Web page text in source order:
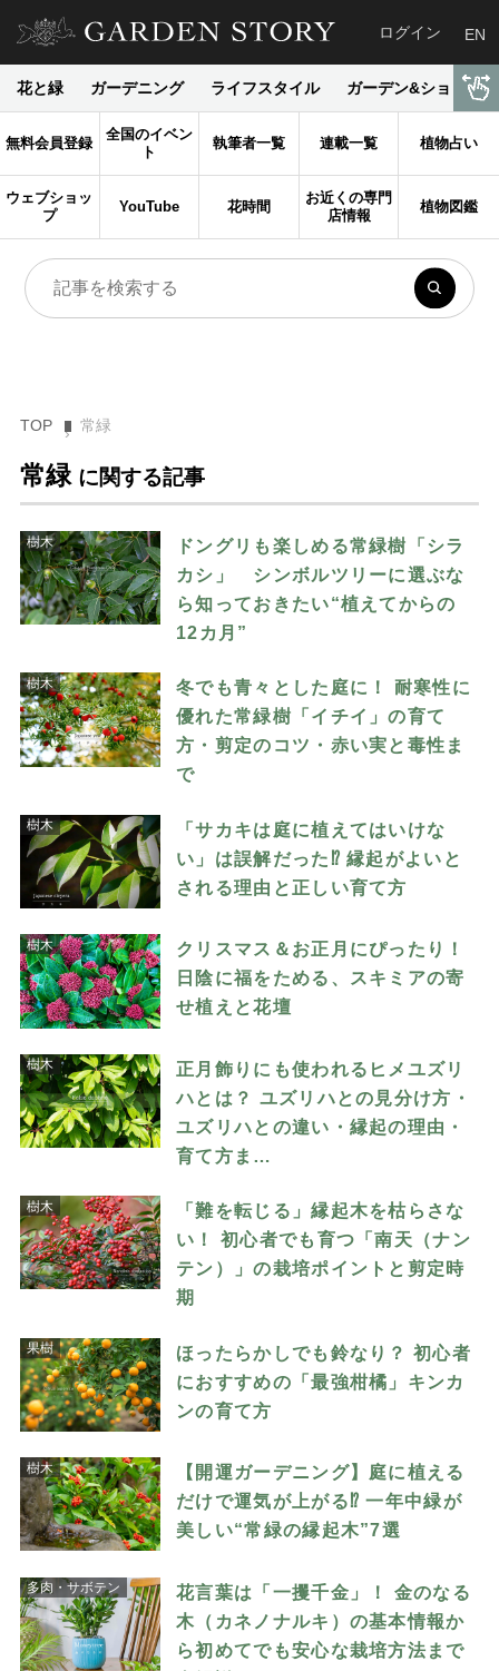
ログイン EN
花と緑 ガーデニング ライフスタイル ガーデン&ショップ
無料会員登録
全国のイベン
ト
執筆者一覧 連載一覧 植物占い
ウェブショッ
プ
YouTube 花時間
お近くの専門
店情報
植物図鑑
TOP 常緑
常緑 に関する記事
樹木
ドングリも楽しめる常緑樹「シラ
カシ」 シンボルツリーに選ぶな
ら知っておきたい“植えてからの
12カ月”
樹木
冬でも青々とした庭に！ 耐寒性に
優れた常緑樹「イチイ」の育て
方・剪定のコツ・赤い実と毒性ま
で
樹木
「サカキは庭に植えてはいけな
い」は誤解だった⁉ 縁起がよいと
される理由と正しい育て方
樹木
クリスマス＆お正月にぴったり！
日陰に福をためる、スキミアの寄
せ植えと花壇
樹木
正月飾りにも使われるヒメユズリ
ハとは？ ユズリハとの見分け方・
ユズリハとの違い・縁起の理由・
育て方ま…
樹木
「難を転じる」縁起木を枯らさな
い！ 初心者でも育つ「南天（ナン
テン）」の栽培ポイントと剪定時
期
果樹
ほったらかしでも鈴なり？ 初心者
におすすめの「最強柑橘」キンカ
ンの育て方
樹木
【開運ガーデニング】庭に植える
だけで運気が上がる⁉ 一年中緑が
美しい“常緑の縁起木”7選
多肉・サボテン
花言葉は「一攫千金」！ 金のなる
木（カネノナルキ）の基本情報か
ら初めてでも安心な栽培方法まで